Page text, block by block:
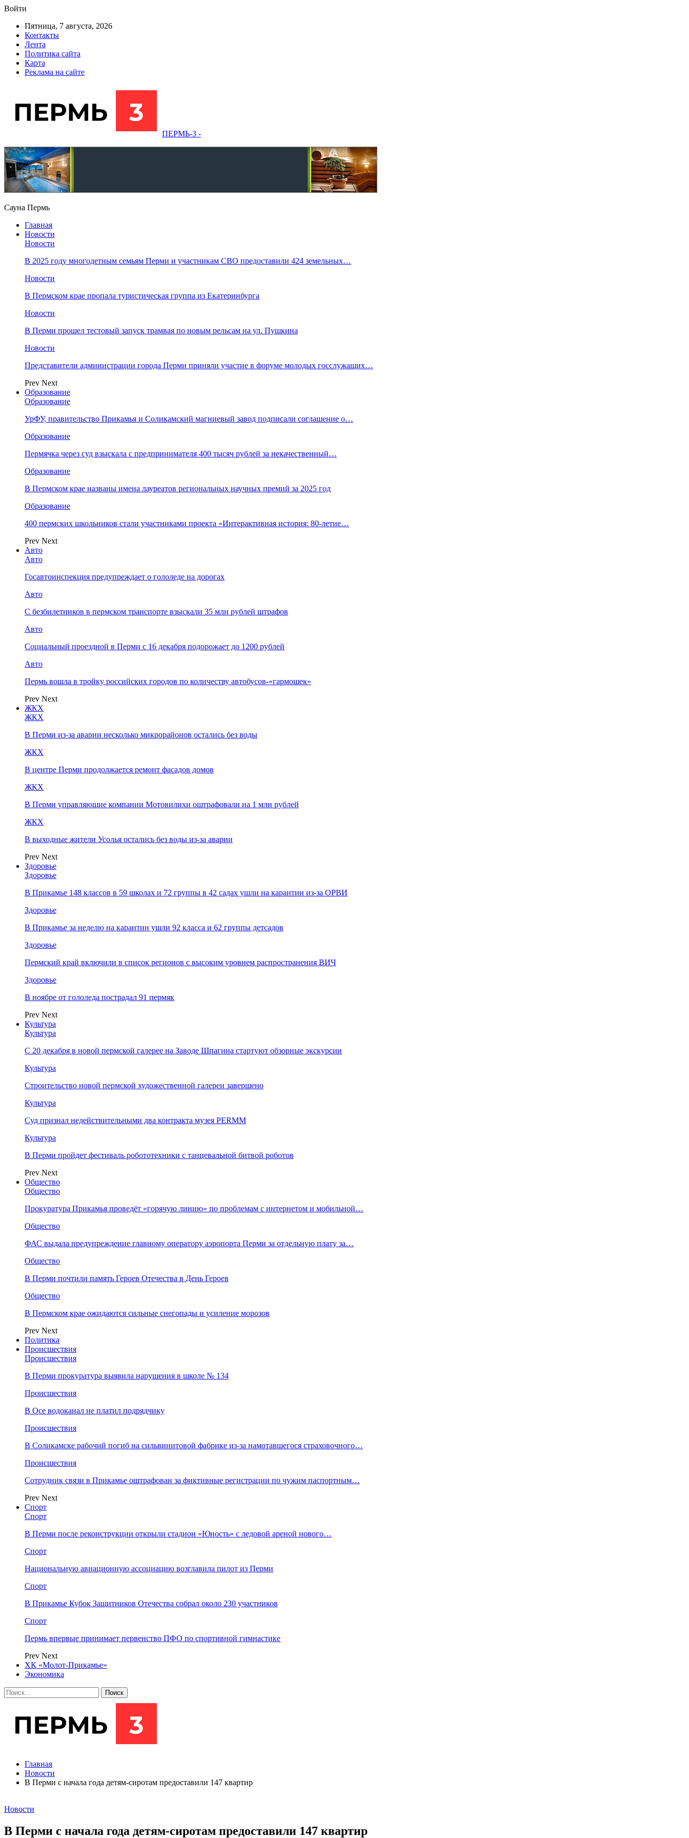
Войти
Пятница, 7 августа, 2026
Контакты
Лента
Политика сайта
Карта
Реклама на сайте
ПЕРМЬ-3 -
Сауна Пермь
Главная
Новости
Новости
В 2025 году многодетным семьям Перми и участникам СВО предоставили 424 земельных…
Новости
​В Пермском крае пропала туристическая группа из Екатеринбурга
Новости
В Перми прошел тестовый запуск трамвая по новым рельсам на ул. Пушкина
Новости
Представители администрации города Перми приняли участие в форуме молодых госслужащих…
Prev Next
Образование
Образование
УрФУ, правительство Прикамья и Соликамский магниевый завод подписали соглашение о…
Образование
Пермячка через суд взыскала с предпринимателя 400 тысяч рублей за некачественный…
Образование
В Пермском крае названы имена лауреатов региональных научных премий за 2025 год
Образование
400 пермских школьников стали участниками проекта «Интерактивная история: 80-летие…
Prev Next
Авто
Авто
Госавтоинспекция предупреждает о гололеде на дорогах
Авто
С безбилетников в пермском транспорте взыскали 35 млн рублей штрафов
Авто
Социальный проездной в Перми с 16 декабря подорожает до 1200 рублей
Авто
Пермь вошла в тройку российских городов по количеству автобусов-«гармошек»
Prev Next
ЖКХ
ЖКХ
В Перми из-за аварии несколько микрорайонов остались без воды
ЖКХ
В центре Перми продолжается ремонт фасадов домов
ЖКХ
В Перми управляющие компании Мотовилихи оштрафовали на 1 млн рублей
ЖКХ
В выходные жители Усолья остались без воды из-за аварии
Prev Next
Здоровье
Здоровье
В Прикамье 148 классов в 59 школах и 72 группы в 42 садах ушли на карантин из-за ОРВИ
Здоровье
В Прикамье за неделю на карантин ушли 92 класса и 62 группы детсадов
Здоровье
Пермский край включили в список регионов с высоким уровнем распространения ВИЧ
Здоровье
В ноябре от гололеда пострадал 91 пермяк
Prev Next
Культура
Культура
С 20 декабря в новой пермской галерее на Заводе Шпагина стартуют обзорные экскурсии
Культура
Строительство новой пермской художественной галереи завершено
Культура
Суд признал недействительными два контракта музея PERMM
Культура
В Перми пройдет фестиваль робототехники с танцевальной битвой роботов
Prev Next
Общество
Общество
Прокуратура Прикамья проведёт «горячую линию» по проблемам с интернетом и мобильной…
Общество
ФАС выдала предупреждение главному оператору аэропорта Перми за отдельную плату за…
Общество
В Перми почтили память Героев Отечества в День Героев
Общество
В Пермском крае ожидаются сильные снегопады и усиление морозов
Prev Next
Политика
Происшествия
Происшествия
В Перми прокуратура выявила нарушения в школе № 134
Происшествия
В Осе водоканал не платил подрядчику
Происшествия
В Соликамске рабочий погиб на сильвинитовой фабрике из-за намотавшегося страховочного…
Происшествия
Сотрудник связи в Прикамье оштрафован за фиктивные регистрации по чужим паспортным…
Prev Next
Спорт
Спорт
В Перми после реконструкции открыли стадион «Юность» с ледовой ареной нового…
Спорт
Национальную авиационную ассоциацию возглавила пилот из Перми
Спорт
В Прикамье Кубок Защитников Отечества собрал около 230 участников
Спорт
Пермь впервые принимает первенство ПФО по спортивной гимнастике
Prev Next
ХК «Молот-Прикамье»
Экономика
Главная
Новости
В Перми с начала года детям-сиротам предоставили 147 квартир
Новости
В Перми с начала года детям-сиротам предоставили 147 квартир